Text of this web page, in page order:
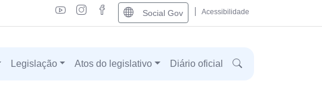
Social Gov Acessibilidade
Legislação Atos do legislativo Diário oficial